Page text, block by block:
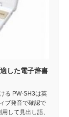
した電子辞書
る PW-SH3は英
ブ発音で確認で
して見出し語、